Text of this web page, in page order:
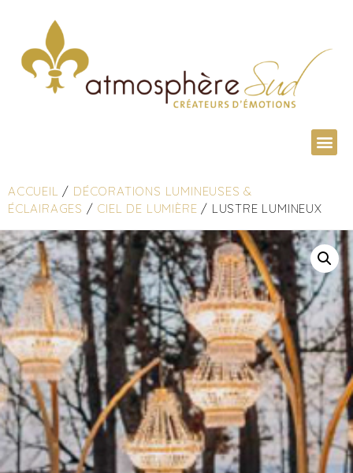
ACCUEIL / DÉCORATIONS LUMINEUSES &
ÉCLAIRAGES / CIEL DE LUMIÈRE / LUSTRE LUMINEUX